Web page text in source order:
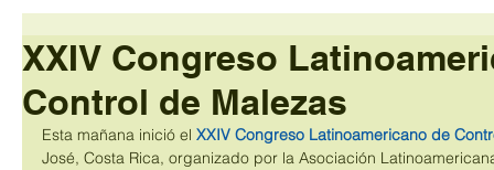
XXIV Congreso
Control de Malezas
Esta mañana inició el XXIV Congreso Latinoamericano de
José, Costa Rica, organizado por la Asociación